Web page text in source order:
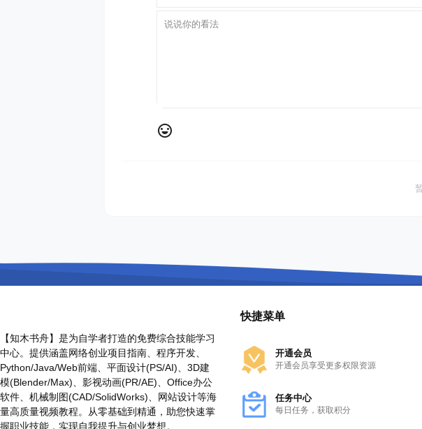
【知木书舟】是为自学者打造的免费综合技能学习
中心。提供涵盖网络创业项目指南、程序开发、
Python/Java/Web前端、平面设计(PS/AI)、3D建
模(Blender/Max)、影视动画(PR/AE)、Office办公
软件、机械制图(CAD/SolidWorks)、网站设计等海
量高质量视频教程。从零基础到精通，助您快速掌
握职业技能，实现自我提升与创业梦想。
快捷菜单
开通会员
开通会员享受更多权限资源
任务中心
每日任务，获取积分